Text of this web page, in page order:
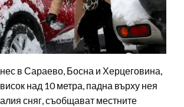
в Сараево, Босна и Херцеговина,
над 10 метра, падна върху нея
сняг, съобщават местните